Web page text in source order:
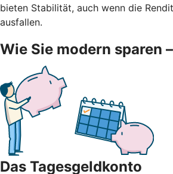
bieten Stabilität, auch wenn die
ausfallen.
Wie Sie modern sparen
Das Tagesgeldkonto